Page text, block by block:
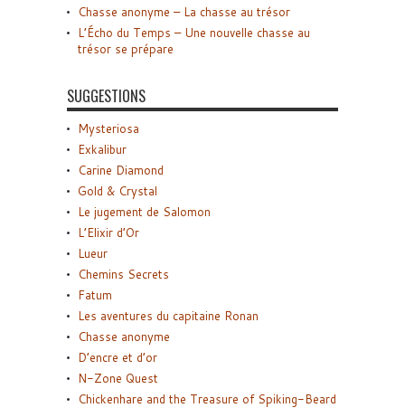
Chasse anonyme – La chasse au trésor
L’Écho du Temps – Une nouvelle chasse au
trésor se prépare
SUGGESTIONS
Mysteriosa
Exkalibur
Carine Diamond
Gold & Crystal
Le jugement de Salomon
L’Elixir d’Or
Lueur
Chemins Secrets
Fatum
Les aventures du capitaine Ronan
Chasse anonyme
D’encre et d’or
N-Zone Quest
Chickenhare and the Treasure of Spiking-Beard